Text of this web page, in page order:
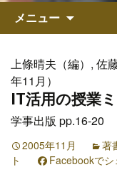
メニュー
ン
へ
ス
キ
ッ
プ
上條晴夫（編）, 佐
年11月）
IT活用の授業
学事出版 pp.16-20
2005年11月 著
ト
Facebookでシ